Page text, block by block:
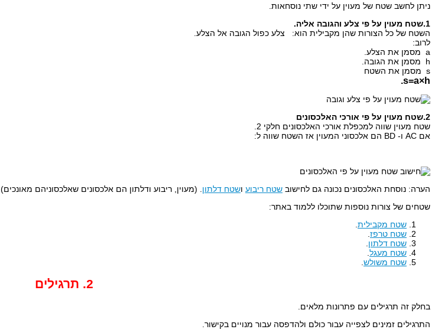
ניתן לחשב שטח של מעוין על ידי שתי נוסחאות.
1.שטח מעוין על פי צלע והגובה אליה.
השטח של כל הצורות שהן מקבילית הוא: צלע כפול הגובה אל הצלע.
לרוב:
a מסמן את הצלע.
h מסמן את הגובה.
s מסמן את השטח
s=a×h.
2.שטח מעוין על פי אורכי האלכסונים
שטח מעוין שווה למכפלת אורכי האלכסונים חלקי 2.
אם AC ו- BD הם אלכסוני המעוין אז השטח שווה ל:
הערה: נוסחת האלכסונים נכונה גם לחישוב שטח ריבוע ושטח דלתון . (מעוין, ריבוע ודלתון הם אלכסונים שאלכסוניהם מאונכים).
שטחים של צורות נוספות שתוכלו ללמוד באתר:
שטח מקבילית
שטח טרפז
שטח דלתון
שטח מעגל
שטח משולש
2. תרגילים
בחלק זה תרגילים עם פתרונות מלאים.
התרגילים זמינים לצפייה עבור כולם ולהדפסה עבור מנויים בקישור.